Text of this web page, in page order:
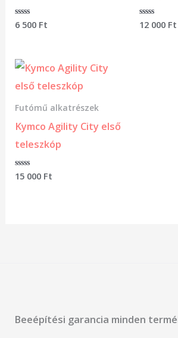
Értékelés:
0
6 500 Ft
Értékelés:
0
12 000 Ft
Futómű alkatrészek
Kymco Agility City első
teleszkóp
Értékelés:
15 000 Ft
Beeépítési garancia minden